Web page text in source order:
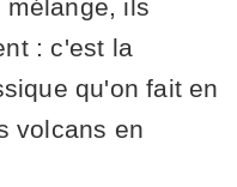
mélange, ils
: c'est la
qu'on fait en
volcans en